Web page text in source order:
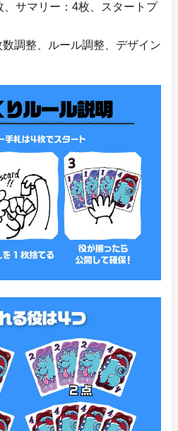
、サマリー：4枚、スタートプ
数調整、ルール調整、デザイン